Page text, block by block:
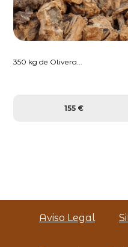
350 kg de Olivera...
155 €
Aviso Legal